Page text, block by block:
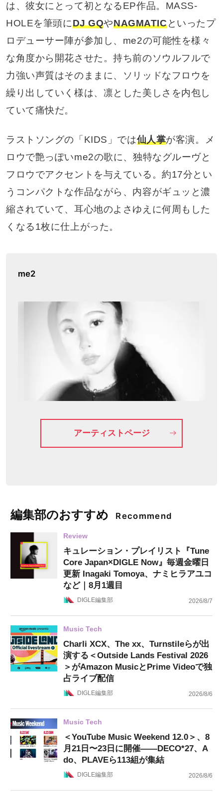
は、彼女にとって初となるEP作品。MASS-
HOLEを筆頭にDJ GQやNAGMATICといったプ
ロデューサー陣が参加し、me2の可能性を様々
な角度から開花させた。持ち前のソウルフルで
力強い声質はそのままに、ソリッドなフロウを
繰り出していく様は、凛とした美しさを内包し
ていて痛快だ。
ラストソングの「KIDS」では仙人掌が客演。メ
ロウで艶っぽいme2の歌に、独特なグルーヴと
フロウでアクセントを与えている。約17分とい
うコンパクトな作品ながら、内容がギュッと濃
縮されていて、耳心地のよさゆえに何周もした
くなる1枚に仕上がった。
me2
アーティストページ
編集部のおすすめ Recommend
Review
キュレーション・プレイリスト『Tune
Core Japan×DIGLE Now』毎週金曜日
更新 Inagaki Tomoya、ナミヒラアユコ
など｜8月1週目
DIGLE編集部 2026/8/7
Music Tech
Charli XCX、The xx、Turnstileらが出
演する＜Outside Lands Festival 2026
＞がAmazon MusicとPrime Videoで独
占ライブ配信
DIGLE編集部 2026/8/6
Music Tech
＜YouTube Music Weekend 12.0＞、8
月21日〜23日に開催——DECO*27、A
do、PLAVEら113組が集結
DIGLE編集部 2026/8/6